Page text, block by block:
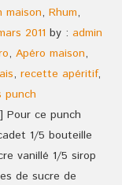
maison, Rhum,
2011 by : admin
, Apéro maison,
, recette apéritif,
punch
Pour ce punch
1/5 bouteille
vanillé 1/5 sirop
de sucre de